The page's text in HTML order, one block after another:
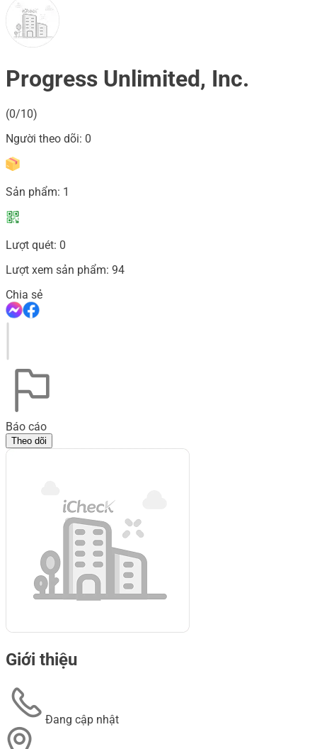
Progress Unlimited, Inc.
(0/10)
Người theo dõi: 0
Sản phẩm: 1
Lượt quét: 0
Lượt xem sản phẩm: 94
Chia sẻ
Báo cáo
Theo dõi
Giới thiệu
Đang cập nhật